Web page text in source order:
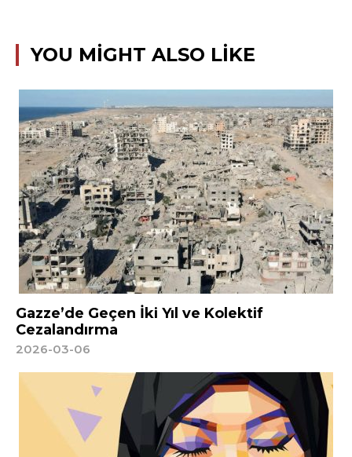
YOU MIGHT ALSO LIKE
Gazze’de Geçen İki Yıl ve Kolektif
Cezalandırma
2026-03-06